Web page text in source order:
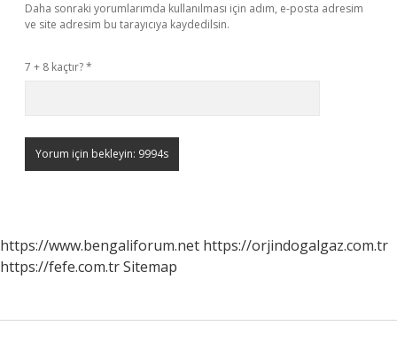
Daha sonraki yorumlarımda kullanılması için adım, e-posta adresim
ve site adresim bu tarayıcıya kaydedilsin.
7 + 8 kaçtır?*
https://www.bengaliforum.net https://orjindogalgaz.com.tr
https://fefe.com.trSitemap